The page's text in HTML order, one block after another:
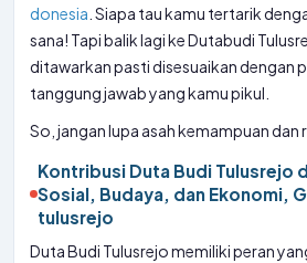
donesia . Siapa tau kamu tertarik
sana! Tapi balik lagi ke Dutabudi
ditawarkan pasti disesuaikan dengan
tanggung jawab yang kamu pikul.
So, jangan lupa asah kemampuan
Kontribusi Duta Budi Tulusrejo
Sosial, Budaya, dan Ekonomi,
tulusrejo
Duta Budi Tulusrejo memiliki peran